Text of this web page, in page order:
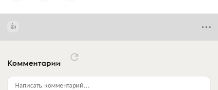
Комментарии
Написать комментарий...